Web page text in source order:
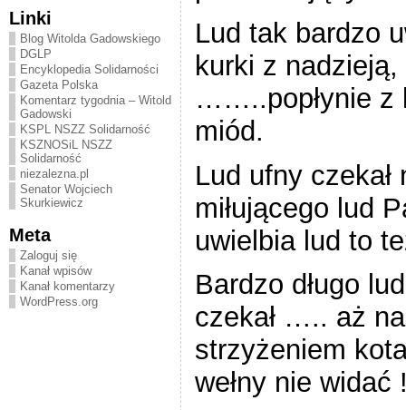
Linki
Blog Witolda Gadowskiego
DGLP
Encyklopedia Solidarności
Gazeta Polska
Komentarz tygodnia – Witold
Gadowski
KSPL NSZZ Solidarność
KSZNOSiL NSZZ
Solidarność
niezalezna.pl
Senator Wojciech
Skurkiewicz
Meta
Zaloguj się
Kanał wpisów
Kanał komentarzy
WordPress.org
Lud tak bardzo
kurki z
……..popłynie z
miód.
Lud ufny
miłującego lud
uwielbia lud to
Bardzo długo
czekał ….. aż
strzyżeniem
wełny nie widać